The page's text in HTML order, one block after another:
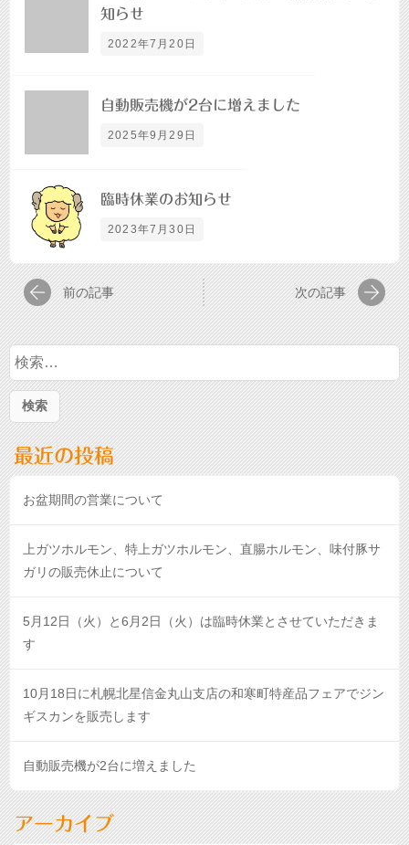
知らせ
2022年7月20日
自動販売機が2台に増えました
2025年9月29日
臨時休業のお知らせ
2023年7月30日
前の記事 次の記事
検
索
:
最近の投稿
お盆期間の営業について
上ガツホルモン、特上ガツホルモン、直腸ホルモン、味付豚サ
ガリの販売休止について
5月12日（火）と6月2日（火）は臨時休業とさせていただきま
す
10月18日に札幌北星信金丸山支店の和寒町特産品フェアでジン
ギスカンを販売します
自動販売機が2台に増えました
アーカイブ